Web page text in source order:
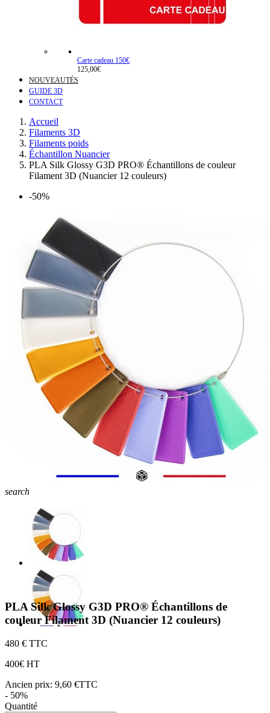
Carte cadeau 150€
125,00€
NOUVEAUTÉS
GUIDE 3D
CONTACT
Accueil
Filaments 3D
Filaments poids
Échantillon Nuancier
PLA Silk Glossy G3D PRO® Échantillons de couleur
Filament 3D (Nuancier 12 couleurs)
-50%
search
PLA Silk Glossy G3D PRO® Échantillons de
couleur Filament 3D (Nuancier 12 couleurs)
480 € TTC
400€ HT
Ancien prix: 9,60 €TTC
- 50%
Quantité